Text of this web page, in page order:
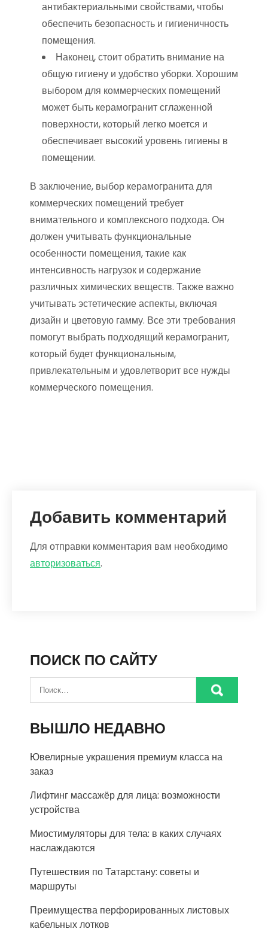
антибактериальными свойствами, чтобы
обеспечить безопасность и гигиеничность
помещения.
Наконец, стоит обратить внимание на
общую гигиену и удобство уборки. Хорошим
выбором для коммерческих помещений
может быть керамогранит сглаженной
поверхности, который легко моется и
обеспечивает высокий уровень гигиены в
помещении.
В заключение, выбор керамогранита для
коммерческих помещений требует
внимательного и комплексного подхода. Он
должен учитывать функциональные
особенности помещения, такие как
интенсивность нагрузок и содержание
различных химических веществ. Также важно
учитывать эстетические аспекты, включая
дизайн и цветовую гамму. Все эти требования
помогут выбрать подходящий керамогранит,
который будет функциональным,
привлекательным и удовлетворит все нужды
коммерческого помещения.
Добавить комментарий
Для отправки комментария вам необходимо
авторизоваться.
ПОИСК ПО САЙТУ
ВЫШЛО НЕДАВНО
Ювелирные украшения премиум класса на
заказ
Лифтинг массажёр для лица: возможности
устройства
Миостимуляторы для тела: в каких случаях
наслаждаются
Путешествия по Татарстану: советы и
маршруты
Преимущества перфорированных листовых
кабельных лотков